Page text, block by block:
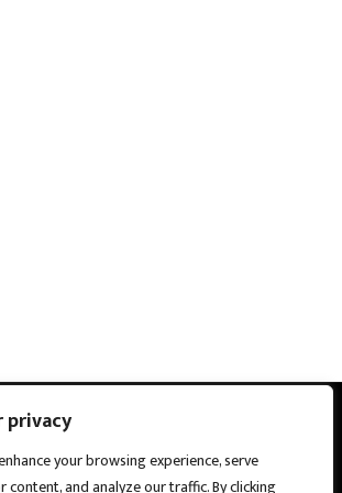
privacy
your browsing experience, serve
and analyze our traffic. By clicking
- buffalovs.com. All Right Reserved.
O nama Kontakt